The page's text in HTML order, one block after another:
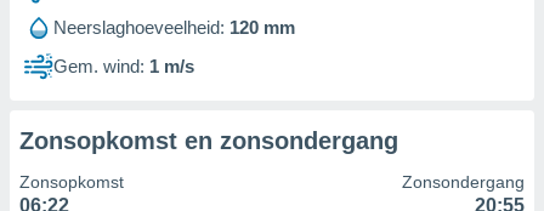
Neerslaghoeveelheid: 120 mm
Gem. wind: 1 m/s
Zonsopkomst en zonsondergang
Zonsopkomst
06:22
Zonsondergang
20:55